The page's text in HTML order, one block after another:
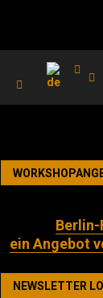
ein Angebot
NEWSLETTER